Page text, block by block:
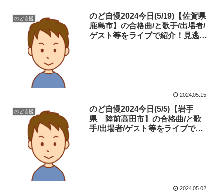
のど自慢
のど自慢2024今日(5/19)【佐賀県
鹿島市】の合格曲/と歌手/出場者/
ゲスト等をライブで紹介！見逃
2024.05.15
のど自慢
のど自慢2024今日(5/5)【岩手
県 陸前高田市】の合格曲/と歌
手/出場者/ゲスト等をライブで紹
2024.05.02